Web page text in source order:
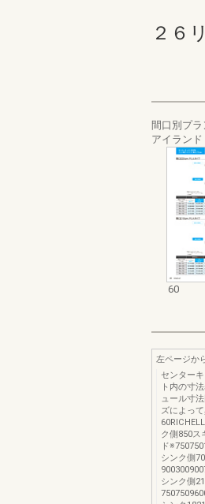
２６
間口別プ
アイラン
60
左ページか
センター
ト内の寸
ュール寸
ズによっ
ク側850ス
ド
シンク側
シンク側